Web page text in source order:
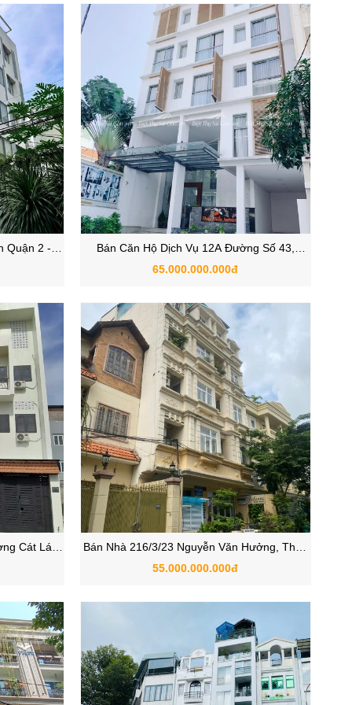
Quận 2 -
Bán Căn Hộ Dịch Vụ 12A Đường Số 43,
Phường Thảo Điền, Quận 2, TP Thủ Đức
65.000.000.000đ
Cát Lái,
Bán Nhà 216/3/23 Nguyễn Văn Hưởng, Thảo
Điền, Quận 2, TP Thủ Đức
55.000.000.000đ